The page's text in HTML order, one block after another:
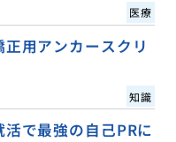
医療
用アンカースクリ
知識
で最強の自己PRに